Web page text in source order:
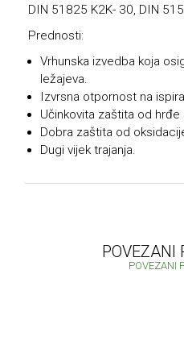
DIN 51825 K2K- 30, DIN
Prednosti:
Vrhunska izvedba koja
ležajeva.
Izvrsna otpornost na
Učinkovita zaštita od hrđe
Dobra zaštita od
Dugi vijek trajanja.
POVEZANI
POVEZANI